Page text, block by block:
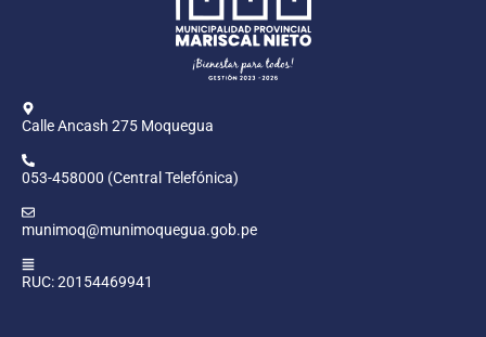
Calle Ancash 275 Moquegua
053-458000 (Central Telefónica)
munimoq@munimoquegua.gob.pe
RUC: 20154469941